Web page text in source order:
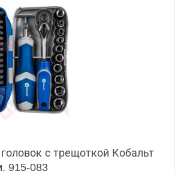
с трещоткой Кобальт
915-083